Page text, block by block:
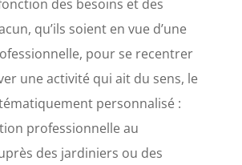
des besoins et des
qu’ils soient en vue d’une
pour se recentrer
une activité qui ait du sens, le
personnalisé :
professionnelle au
des jardiniers ou des